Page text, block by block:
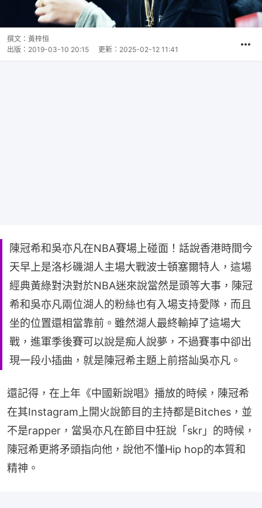
撰文： 黃梓恒
出版： 2019-03-10 20:15 更新： 2025-02-12 11:41
陳冠希和吳亦凡在NBA賽場上碰面！話說香港時間今
天早上是洛杉磯湖人主場大戰波士頓塞爾特人，這場
經典黃綠對決對於NBA迷來說當然是頭等大事，陳冠
希和吳亦凡兩位湖人的粉絲也有入場支持愛隊，而且
坐的位置還相當靠前。雖然湖人最終輸掉了這場大
戰，進軍季後賽可以說是痴人說夢，不過賽事中卻出
現一段小插曲，就是陳冠希主題上前搭訕吳亦凡。
還記得，在上年《中國新說唱》播放的時候，陳冠希
在其Instagram上開火說節目的主持都是Bitches，並
不是rapper，當吳亦凡在節目中狂說「skr」的時候，
陳冠希更將矛頭指向他，說他不懂Hip hop的本質和
精神。